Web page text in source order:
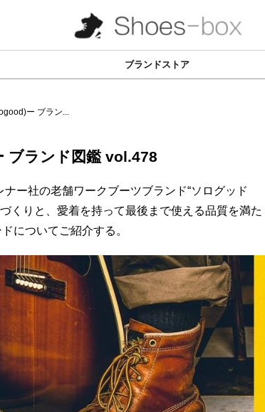
ブランドストア
ー ブラン...
ブランド図鑑 vol.478
ー社の老舗ワークブーツブランド“ソログッド
くりと、愛着を持って最後まで使える品質を満た
についてご紹介する。